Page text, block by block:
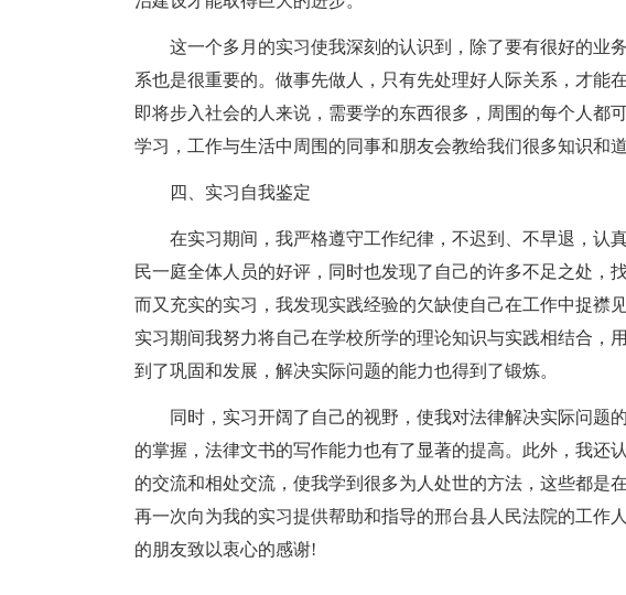
这一个多月的实习使我深刻的认识到，除了要有很好的业
系也是很重要的。做事先做人，只有先处理好人际关系，才能
即将步入社会的人来说，需要学的东西很多，周围的每个人都
学习，工作与生活中周围的同事和朋友会教给我们很多知识和道
四、实习自我鉴定
在实习期间，我严格遵守工作纪律，不迟到、不早退，认
民一庭全体人员的好评，同时也发现了自己的许多不足之处，
而又充实的实习，我发现实践经验的欠缺使自己在工作中捉襟
实习期间我努力将自己在学校所学的理论知识与实践相结合，
到了巩固和发展，解决实际问题的能力也得到了锻炼。
同时，实习开阔了自己的视野，使我对法律解决实际问题
的掌握，法律文书的写作能力也有了显著的提高。此外，我还
的交流和相处交流，使我学到很多为人处世的方法，这些都是
再一次向为我的实习提供帮助和指导的邢台县人民法院的工作
的朋友致以衷心的感谢!